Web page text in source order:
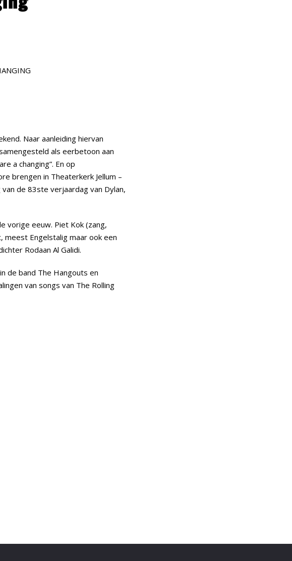
Naar aanleiding hiervan
als eerbetoon aan
a changing”. En op
brengen in Theaterkerk Jellum –
de 83ste verjaardag van Dylan,
vorige eeuw. Piet Kok (zang,
meest Engelstalig maar ook een
Rodaan Al Galidi.
de band The Hangouts en
van songs van The Rolling